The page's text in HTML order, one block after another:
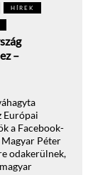
HÍREK
–
Európai
a Facebook-
Péter
odakerülnek,